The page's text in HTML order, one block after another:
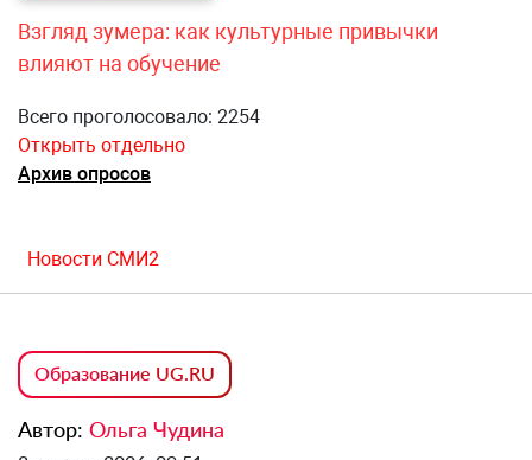
Взгляд зумера: как культурные привычки
влияют на обучение
Всего проголосовало: 2254
Открыть отдельно
Архив опросов
Новости СМИ2
Образование UG.RU
Автор: Ольга Чудина